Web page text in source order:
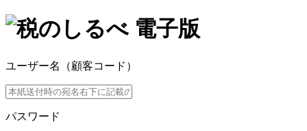
ユーザー名（顧客コード）
パスワード